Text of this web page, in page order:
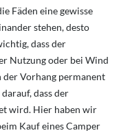
Fäden eine gewisse
stehen, desto
dass der
Nutzung oder bei Wind
der Vorhang permanent
dass der
wird. Hier haben wir
Kauf eines Camper